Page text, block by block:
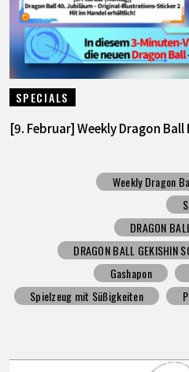
SPECIALS
[9. Februar] Weekly Dragon Ball
Weekly Dragon
DRAGON
DRAGON BALL GEKISHIN
Gashapon
Spielzeug mit Süßigkeiten